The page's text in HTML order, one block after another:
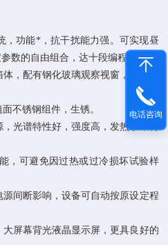
功能*，抗干扰能力强。可实现昼
数的自由组合，达十段编程。
配有钢化玻璃观察视窗，随时观
不锈钢组件，生锈。
光谱特性好，强度高，发热小，特
可避免因过热或过冷损坏试验样
间断影响，设备可自动按原设定程
屏幕背光液晶显示屏，更具良好的
电话咨询